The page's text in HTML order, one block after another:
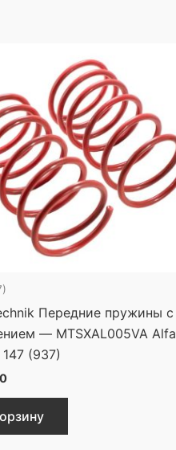
Передние пружины с
— MTSXAL005VA Alfa
(937)